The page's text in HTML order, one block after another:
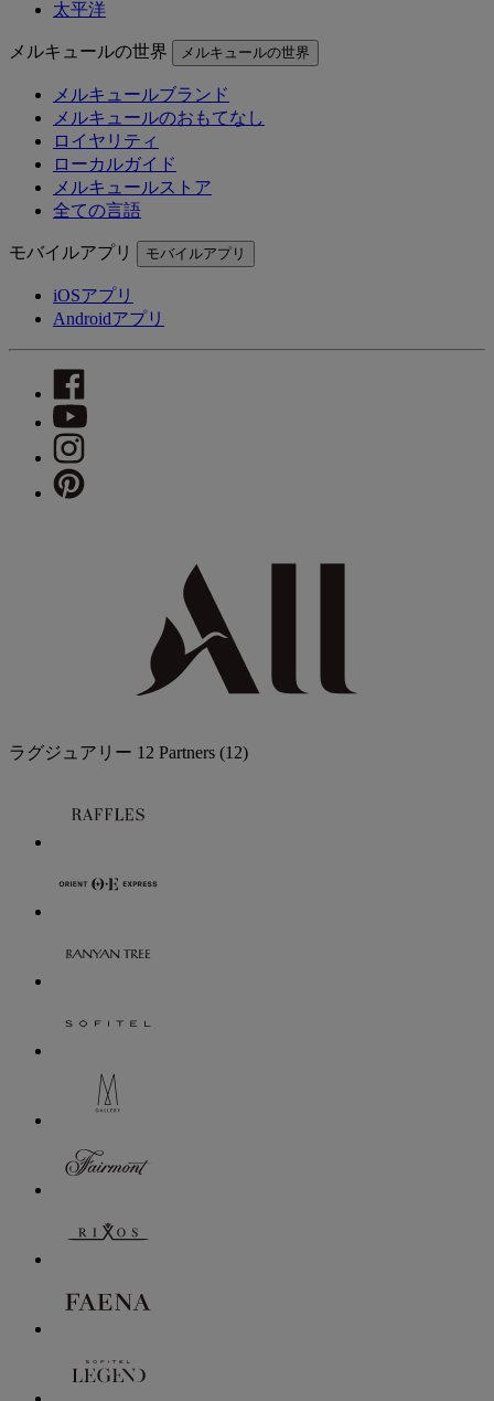
太平洋
メルキュールの世界 メルキュールの世界
メルキュールブランド
メルキュールのおもてなし
ロイヤリティ
ローカルガイド
メルキュールストア
全ての言語
モバイルアプリ モバイルアプリ
iOSアプリ
Androidアプリ
ラグジュアリー 12 Partners (12)